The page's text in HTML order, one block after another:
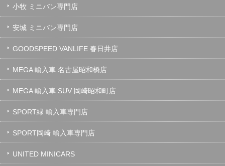
小牧 ミニバン専門店
安城 ミニバン専門店
GOODSPEED VANLIFE 春日井店
MEGA 輸入車 名古屋昭和橋店
MEGA 輸入車 SUV 岡崎昭和町店
SPORT緑 輸入車専門店
SPORT岡崎 輸入車専門店
UNITED MINICARS